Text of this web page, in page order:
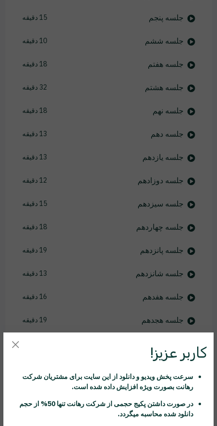
جلسه پنجم 15 دقیقه
جلسه ششم 10 دقیقه
جلسه هفتم 18 دقیقه
جلسه هشتم 32 دقیقه
جلسه نهم 18 دقیقه
جلسه دهم 13 دقیقه
جلسه یازدهم 13 دقیقه
جلسه دوزادهم 12 دقیقه
جلسه سیزدهم 15 دقیقه
جلسه چهاردهم 18 دقیقه
جلسه پانزدهم 19 دقیقه
جلسه شانزدهم 13 دقیقه
جلسه هفدهم 16 دقیقه
جلسه هجدهم 19 دقیقه
جلسه بیست و یکم
جلسه بیست و دوم
کاربر عزیز!
سرعت پخش ویدیو و دانلود از این سایت برای مشتریان شرکت
رهانت بصورت ویژه افزایش داده شده است.
در صورت داشتن پکیج حجمی از شرکت رهانت
تنها 50% از حجم
دانلود شده محاسبه میگردد.